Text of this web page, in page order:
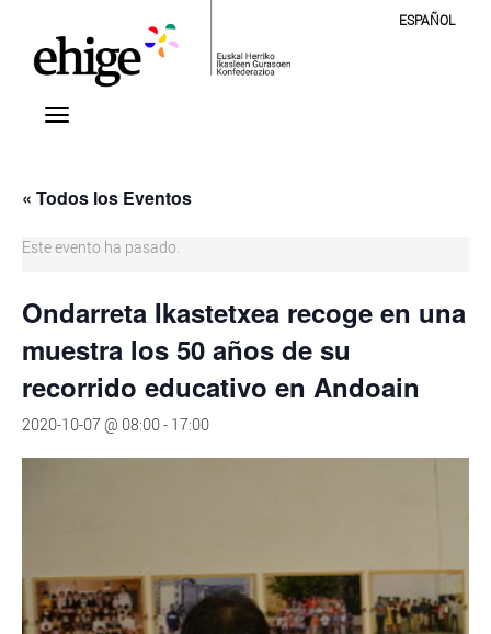
ESPAÑOL
« Todos los Eventos
Este evento ha pasado.
Ondarreta Ikastetxea recoge en una
muestra los 50 años de su
recorrido educativo en Andoain
2020-10-07 @ 08:00- 17:00